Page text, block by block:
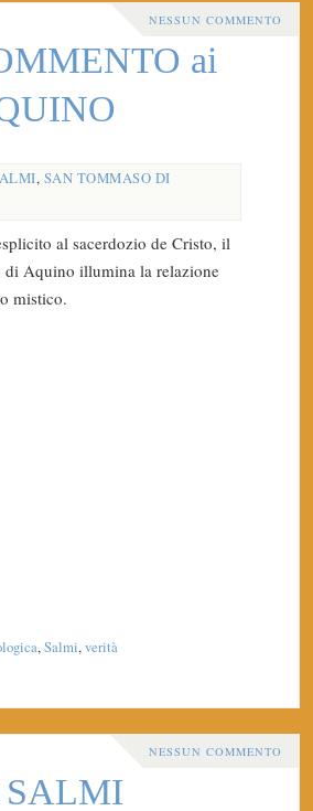
NESSUN COMMENTO
ai
, SAN TOMMASO DI
al sacerdozio de Cristo, il
di Aquino illumina la relazione
mistico.
,Salmi,verità
NESSUN COMMENTO
SALMI